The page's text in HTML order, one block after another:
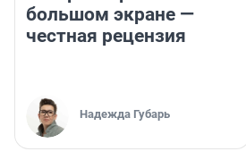
большом экране —
честная рецензия
Надежда Губарь